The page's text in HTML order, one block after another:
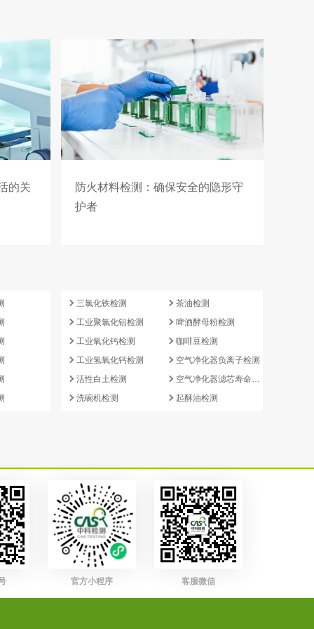
的关
防火材料检测：确保安全的隐形守
护者
三氯化铁检测
工业聚氯化铝检测
工业氧化钙检测
工业氢氧化钙检测
活性白土检测
洗碗机检测
茶油检测
啤酒酵母粉检测
咖啡豆检测
空气净化器负离子检测
空气净化器滤芯寿命检测
起酥油检测
官方小程序 客服微信